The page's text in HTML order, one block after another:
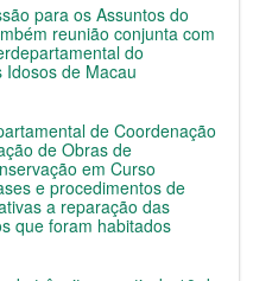
para os Assuntos do
reunião conjunta com
do
Idosos de Macau
de Coordenação
de Obras de
em Curso
e procedimentos de
a reparação das
que foram habitados